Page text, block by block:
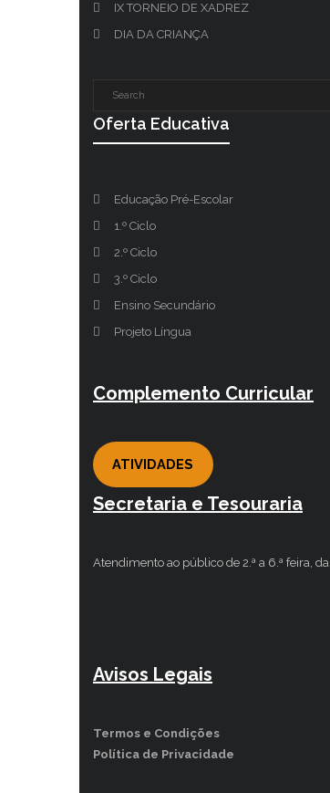
IX TORNEIO DE XADREZ
DIA DA CRIANÇA
Oferta Educativa
Educação Pré-Escolar
1.º Ciclo
2.º Ciclo
3.º Ciclo
Ensino Secundário
Projeto Língua
Complemento Curricular
ATIVIDADES
Secretaria e Tesouraria
Atendimento ao público de 2.ª a 6.ª feira,
Avisos Legais
Termos e Condições
Política de Privacidade